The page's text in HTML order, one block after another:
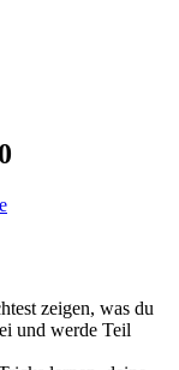
zeigen, was du
und werde Teil